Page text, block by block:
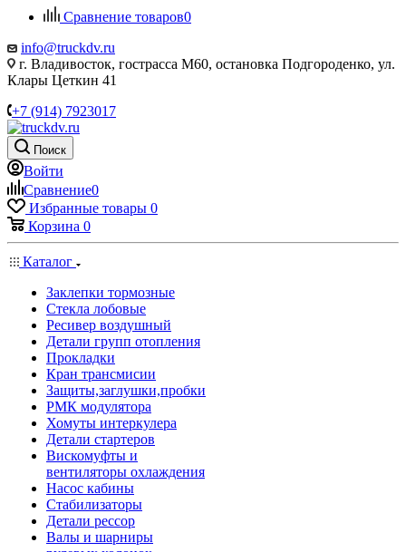
Сравнение товаров0
info@truckdv.ru
г. Владивосток, гострасса М60, остановка Подгороденко, ул.
Клары Цеткин 41
+7 (914) 7923017
Поиск
Войти
Сравнение0
Избранные товары 0
Корзина 0
Каталог
Заклепки тормозные
Стекла лобовые
Ресивер воздушный
Детали групп отопления
Прокладки
Кран трансмисии
Защиты,заглушки,пробки
РМК модулятора
Хомуты интеркулера
Детали стартеров
Вискомуфты и
вентиляторы охлаждения
Насос кабины
Стабилизаторы
Детали рессор
Валы и шарниры